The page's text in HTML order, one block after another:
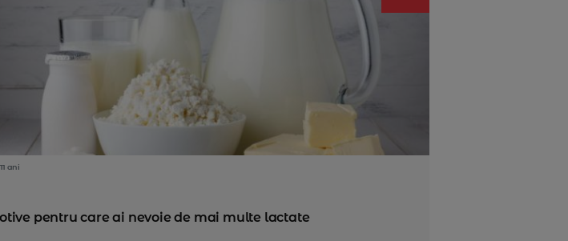
ani
pentru care ai nevoie de mai multe lactate